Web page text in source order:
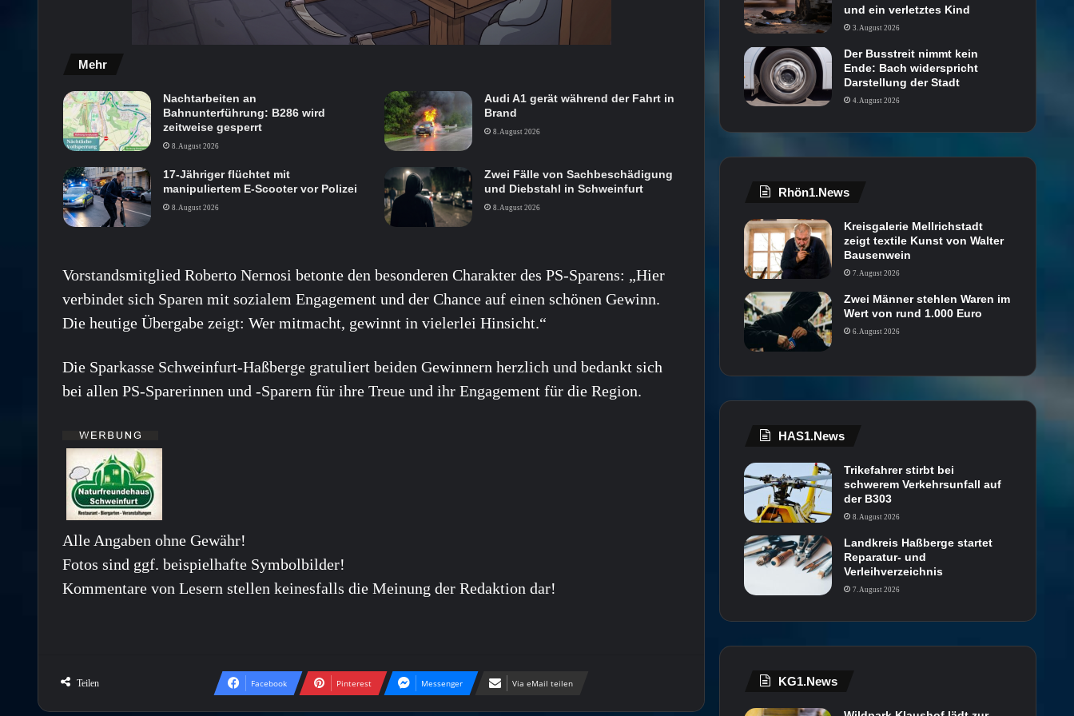
Mehr
Nachtarbeiten an
Bahnunterführung: B286 wird
zeitweise gesperrt
8. August 2026
Audi A1 gerät während der Fahrt in
Brand
8. August 2026
17-Jähriger flüchtet mit
manipuliertem E-Scooter vor Polizei
8. August 2026
Zwei Fälle von Sachbeschädigung
und Diebstahl in Schweinfurt
8. August 2026
Vorstandsmitglied Roberto Nernosi betonte den besonderen Charakter des PS-Sparens: „Hier
verbindet sich Sparen mit sozialem Engagement und der Chance auf einen schönen Gewinn.
Die heutige Übergabe zeigt: Wer mitmacht, gewinnt in vielerlei Hinsicht.“
Die Sparkasse Schweinfurt-Haßberge gratuliert beiden Gewinnern herzlich und bedankt sich
bei allen PS-Sparerinnen und -Sparern für ihre Treue und ihr Engagement für die Region.
Alle Angaben ohne Gewähr!
Fotos sind ggf. beispielhafte Symbolbilder!
Kommentare von Lesern stellen keinesfalls die Meinung der Redaktion dar!
Teilen Facebook Pinterest Messenger Via eMail teilen
und ein verletztes Kind
3. August 2026
Der Busstreit nimmt kein
Ende: Bach widerspricht
Darstellung der Stadt
4. August 2026
Rhön1.News
Kreisgalerie Mellrichstadt
zeigt textile Kunst von Walter
Bausenwein
7. August 2026
Zwei Männer stehlen Waren im
Wert von rund 1.000 Euro
6. August 2026
HAS1.News
Trikefahrer stirbt bei
schwerem Verkehrsunfall auf
der B303
8. August 2026
Landkreis Haßberge startet
Reparatur- und
Verleihverzeichnis
7. August 2026
KG1.News